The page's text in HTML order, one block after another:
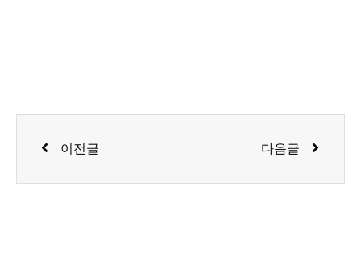
이전글 다음글